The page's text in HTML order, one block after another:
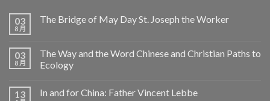
03
8 月
The Bridge of May Day St. Joseph the Worker
03
8 月
The Way and the Word Chinese and Christian Paths to
Ecology
13 In and for China: Father Vincent Lebbe